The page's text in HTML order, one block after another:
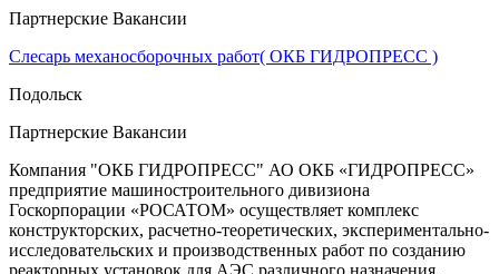
Партнерские Вакансии
Слесарь механосборочных работ( ОКБ ГИДРОПРЕСС )
Подольск
Партнерские Вакансии
Компания "ОКБ ГИДРОПРЕСС" АО ОКБ «ГИДРОПРЕСС»
предприятие машиностроительного дивизиона
Госкорпорации «РОСАТОМ» осуществляет комплекс
конструкторских, расчетно-теоретических, экспериментально-
исследовательских и производственных работ по созданию
реакторных установок для АЭС различного назначения,